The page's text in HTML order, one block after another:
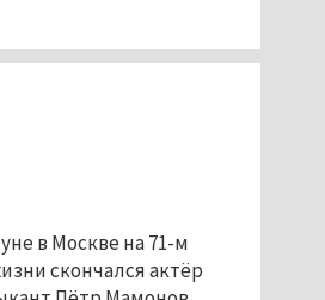
в Москве на 71-м
скончался актёр